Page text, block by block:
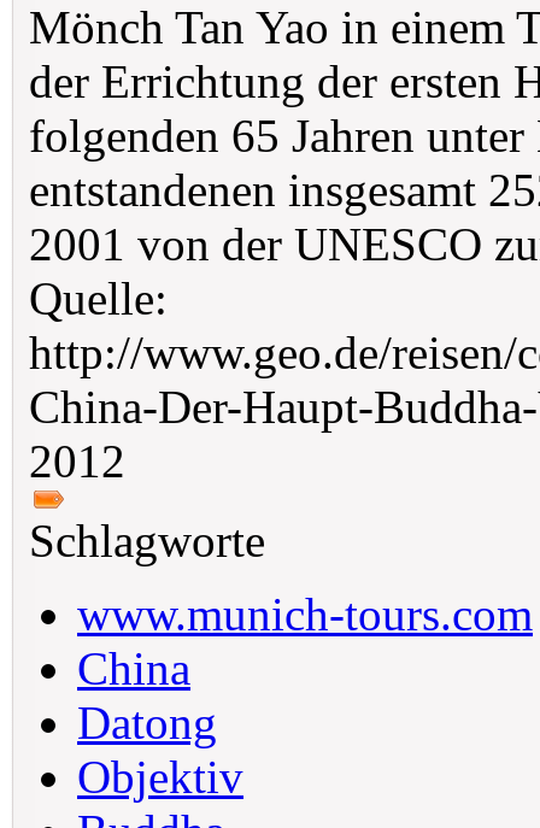
Mönch Tan Yao in einem
der Errichtung der ersten
folgenden 65 Jahren
entstandenen insgesamt
2001 von der UNESCO
Quelle:
http://www.geo.de/
China-Der-Haupt-
2012
Schlagworte
www.munich-tours.com
China
Datong
Objektiv